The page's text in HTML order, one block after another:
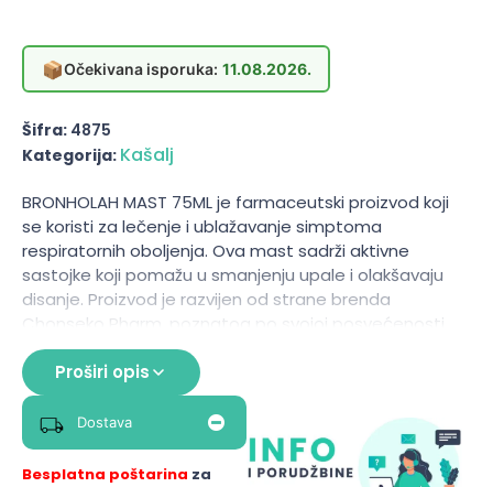
📦Očekivana isporuka: 11.08.2026.
Šifra: 4875
Kategorija: Kašalj
BRONHOLAH MAST 75ML je farmaceutski proizvod koji
se koristi za lečenje i ublažavanje simptoma
respiratornih oboljenja. Ova mast sadrži aktivne
sastojke koji pomažu u smanjenju upale i olakšavaju
disanje. Proizvod je razvijen od strane brenda
Chonseko Pharm, poznatog po svojoj posvećenosti
kvalitetu i efikasnosti svojih preparata. BRONHOLAH
MAST se često koristi u kombinaciji sa drugim
terapijama za postizanje boljih rezultata u lečenju
respiratornih problema.
Proširi opis
Dostava
Besplatna poštarina za